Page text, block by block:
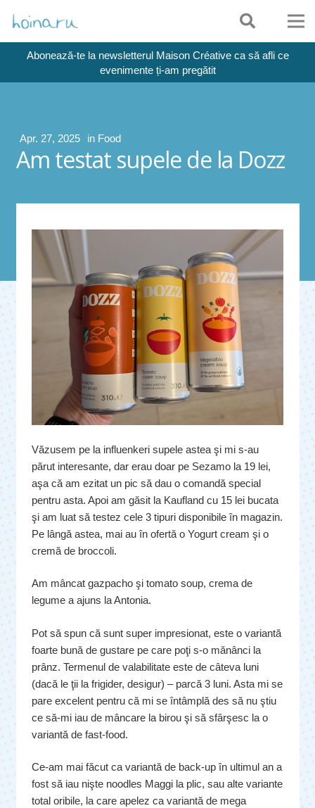
Abonează-te la newsletterul Maison Créative ca să afli ce
evenimente ți-am pregătit
Apr. 27, 2025 in Food
Am testat supele de la Dozz
Văzusem pe la influenkeri supele astea şi mi s-au
părut interesante, dar erau doar pe Sezamo la 19 lei,
aşa că am ezitat un pic să dau o comandă special
pentru asta. Apoi am găsit la Kaufland cu 15 lei bucata
şi am luat să testez cele 3 tipuri disponibile în magazin.
Pe lângă astea, mai au în ofertă o Yogurt cream şi o
cremă de broccoli.
Am mâncat gazpacho şi tomato soup, crema de
legume a ajuns la Antonia.
Pot să spun că sunt super impresionat, este o variantă
foarte bună de gustare pe care poţi s-o mănânci la
prânz. Termenul de valabilitate este de câteva luni
(dacă le ţii la frigider, desigur) – parcă 3 luni. Asta mi se
pare excelent pentru că mi se întâmplă des să nu ştiu
ce să-mi iau de mâncare la birou şi să sfârşesc la o
variantă de fast-food.
Ce-am mai făcut ca variantă de back-up în ultimul an a
fost să iau nişte noodles Maggi la plic, sau alte variante
total oribile, la care apelez ca variantă de mega